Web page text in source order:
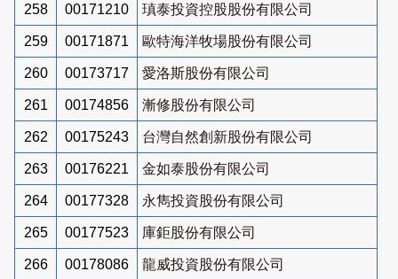
258 00171210 瑱泰投資控股股份有限公司
259 00171871 歐特海洋牧場股份有限公司
260 00173717 愛洛斯股份有限公司
261 00174856 漸修股份有限公司
262 00175243 台灣自然創新股份有限公司
263 00176221 金如泰股份有限公司
264 00177328 永雋投資股份有限公司
265 00177523 庫鉅股份有限公司
266 00178086 龍威投資股份有限公司